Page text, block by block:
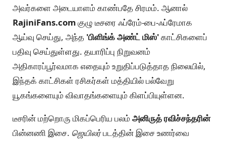
அவர்களை அடையாளம் காண்பதே சிரமம். ஆனால்
RajiniFans.comகுழு டீசரை ஃப்ரேம்-பை-ஃப்ரேமாக
ஆய்வு செய்து, அந்த 'பிளிங்க் அண்ட் மிஸ்'காட்சிகளைப்
பதிவு செய்துள்ளது. தயாரிப்பு நிறுவனம்
அதிகாரப்பூர்வமாக எதையும் உறுதிப்படுத்தாத நிலையில்,
இந்தக் காட்சிகள் ரசிகர்கள் மத்தியில் பல்வேறு
யூகங்களையும் விவாதங்களையும் கிளப்பியுள்ளன.
டீசரின் மற்றொரு மிகப்பெரிய பலம் அனிருத் ரவிச்சந்தரின்
பின்னணி இசை. ஜெயிலர்படத்தின் இசை உணர்வை